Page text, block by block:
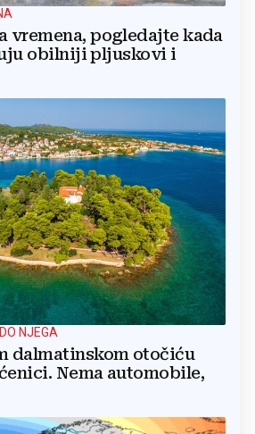
vremena, pogledajte kada
obilniji pljuskovi i
NJEGA
dalmatinskom otočiću
Nema automobile,